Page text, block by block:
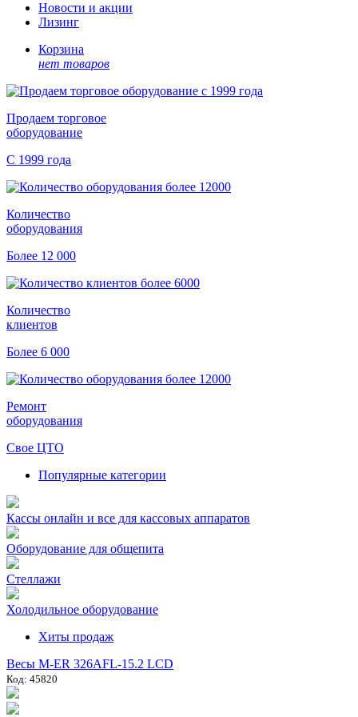
Новости и акции
Лизинг
Корзина
нет товаров
Продаем торговое
оборудование
С 1999 года
Количество
оборудования
Более 12 000
Количество
клиентов
Более 6 000
Ремонт
оборудования
Свое ЦТО
Популярные категории
Кассы онлайн и все для кассовых аппаратов
Оборудование для общепита
Стеллажи
Холодильное оборудование
Хиты продаж
Весы M-ER 326AFL-15.2 LCD
Код: 45820